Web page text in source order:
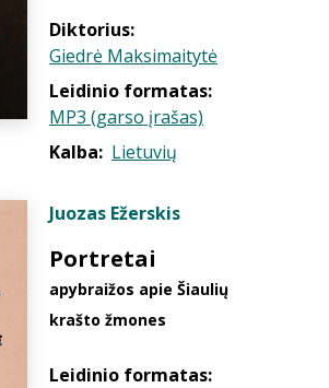
Diktorius:
Giedrė Maksimaitytė
Leidinio formatas:
MP3 (garso įrašas)
Kalba: Lietuvių
Juozas Ežerskis
Portretai
apybraižos apie Šiaulių
krašto žmones
Leidinio formatas: